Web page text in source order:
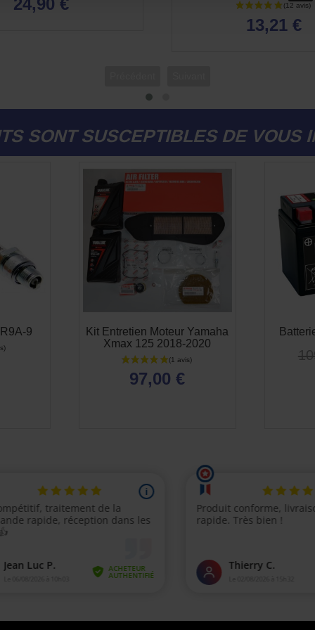
13,21 €
SONT SUSCEPTIBLES DE VOUS
9
Kit Entretien Moteur Yamaha
Xmax 125 2018-2020
97,00 €